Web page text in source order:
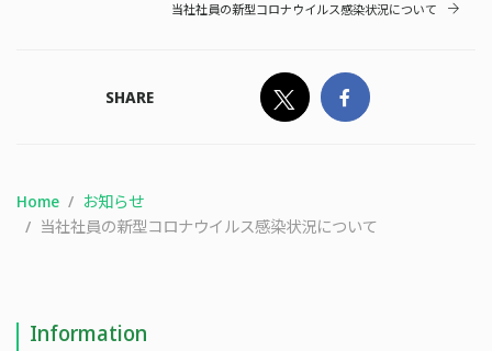
当社社員の新型コロナウイルス感染状況について
SHARE
Home
お知らせ
当社社員の新型コロナウイルス感染状況について
Information